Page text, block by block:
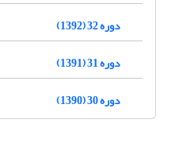
دوره 32 (1392)
دوره 31 (1391)
دوره 30 (1390)